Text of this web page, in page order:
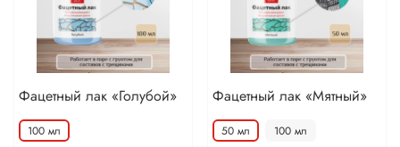
Фацетный лак «Голубой»
100 мл
Фацетный лак «Мятный»
50 мл 100 мл